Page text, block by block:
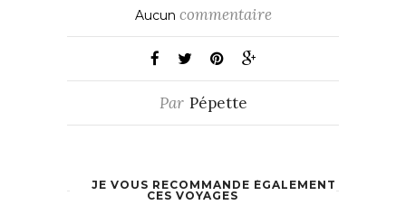
Aucun commentaire
Par Pépette
JE VOUS RECOMMANDE ÉGALEMENT
CES VOYAGES